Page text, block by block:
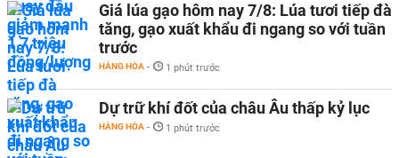
Giá lúa gạo hôm nay 7/8: Lúa tươi tiếp đà
tăng, gạo xuất khẩu đi ngang so với tuần
trước
HÀNG HÓA - 1 phút trước
Dự trữ khí đốt của châu Âu thấp kỷ lục
HÀNG HÓA - 1 phút trước